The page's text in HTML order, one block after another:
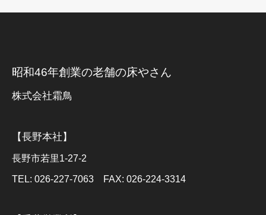
昭和46年創業の老舗の床やさん
株式会社霜鳥
【長野本社】
長野市若里1-27-2
TEL: 026-227-7063 FAX: 026-224-3314